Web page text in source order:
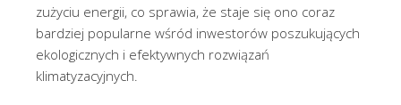
zużyciu energii, co sprawia, że staje się ono coraz
bardziej popularne wśród inwestorów poszukujących
ekologicznych i efektywnych rozwiązań
klimatyzacyjnych.